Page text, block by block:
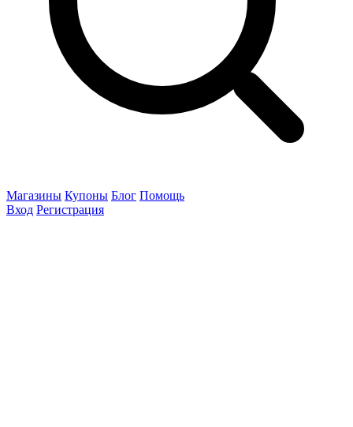
Магазины Купоны Блог Помощь
Вход Регистрация